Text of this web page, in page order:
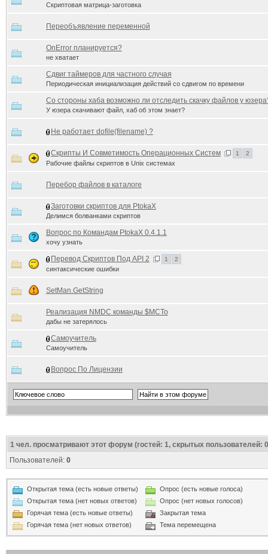
Скриптовая матрица-заготовка
Переобъявление переменной
OnError планируется?
не хватает
Сдвиг таймеров для частного случая
Периодическая инициализация действий со сдвигом по времени
Со стороны хаба возможно ли отследить скачку файлов у
У юзера скачивают файл, хаб об этом знает?
Не работает dofile(filename) ?
Скрипты И Совметимость Операционных Систем 1 2
Рабочие файлы скриптов в Unix системах
Перебор файлов в каталоге
Заготовки скриптов для PtokaX
Делимся болванками скриптов
Вопрос по Командам PtokaX 0.4.1.1
хочу узнать
Перевод Скриптов Под API 2 1 2
синтаксические ошибки
SetMan.GetString
Реализация NMDC команды $MCTo
дабы не затерялось
Самоучитель
Самоучитель
Вопрос По Лицензии
1чел. просматривают этот форум (гостей: 1, скрытых пользователей:
Пользователей: 0
Открытая тема (есть новые ответы)
Открытая тема (нет новых ответов)
Горячая тема (есть новые ответы)
Горячая тема (нет новых ответов)
Опрос (есть новые голоса)
Опрос (нет новых голосов)
Закрытая тема
Тема перемещена